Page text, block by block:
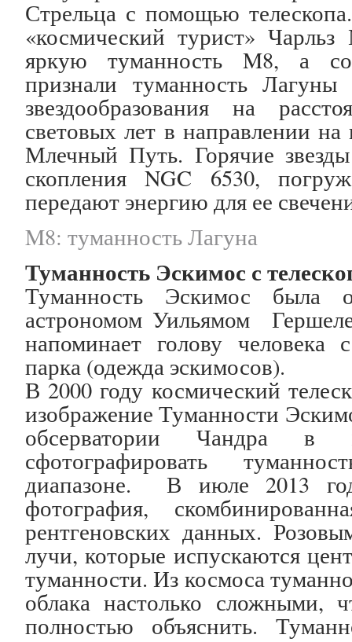
Стрельца с помощью
«космический турист»
яркую туманность M8, а
признали туманность
звездообразования на
световых лет в направлении
Млечный Путь. Горячие звезды
скопления NGC 6530,
передают энергию для ее
M8: туманность Лагуна
Туманность Эскимос с
Туманность Эскимос была
астрономом Уильямом
напоминает голову
парка (одежда эскимосов).
В 2000 году космический
изображение Туманности
обсерватории Чандра в
сфотографировать
диапазоне. В июле 2013
фотография,
рентгеновских данных.
лучи, которые испускаются
туманности. Из космоса
облака настолько сложными,
полностью объяснить.